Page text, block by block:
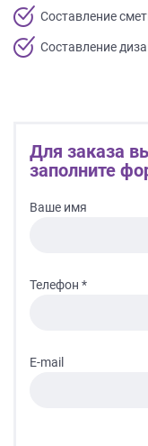
Составление
Составление
Для заказа
заполните
Ваше имя
Телефон *
E-mail
вы
даете
Согласие
также
Согласие
программами